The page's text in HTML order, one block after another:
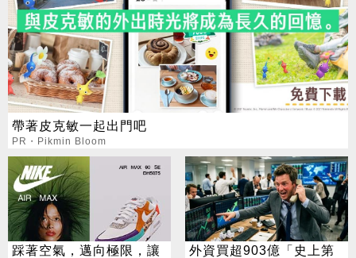
帶著皮克敏一起出門吧
PR・Pikmin Bloom
踩著空氣，邁向極限，讓
外資買超903億「史上第